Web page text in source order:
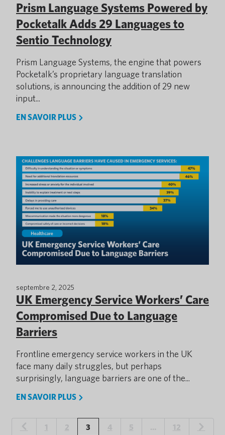
Prism Language Systems Powered by
Pocketalk Adds 29 Languages to
Sentio Technology
Prism Language Systems, the engine that powers
Pocketalk’s proprietary language translation
solutions, is announcing the addition of 29 new
input...
EN SAVOIR PLUS
septembre 2, 2025
UK Emergency Service Workers’ Care
Compromised Due to Language
Barriers
Frontline emergency service workers in the UK
face many daily struggles, but perhaps
surprisingly, language barriers are one of the...
EN SAVOIR PLUS
1 2 3 4 5 … 12